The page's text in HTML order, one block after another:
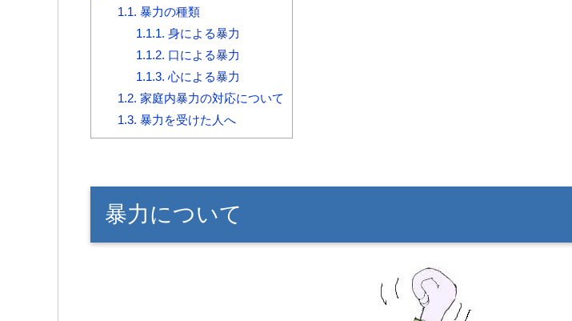
1.1. 暴力の種類
1.1.1. 身による暴力
1.1.2. 口による暴力
1.1.3. 心による暴力
1.2. 家庭内暴力の対応について
1.3. 暴力を受けた人へ
暴力について